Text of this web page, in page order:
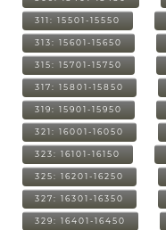
311: 15501-15550
313: 15601-15650
315: 15701-15750
317: 15801-15850
319: 15901-15950
321: 16001-16050
323: 16101-16150
325: 16201-16250
327: 16301-16350
329: 16401-16450